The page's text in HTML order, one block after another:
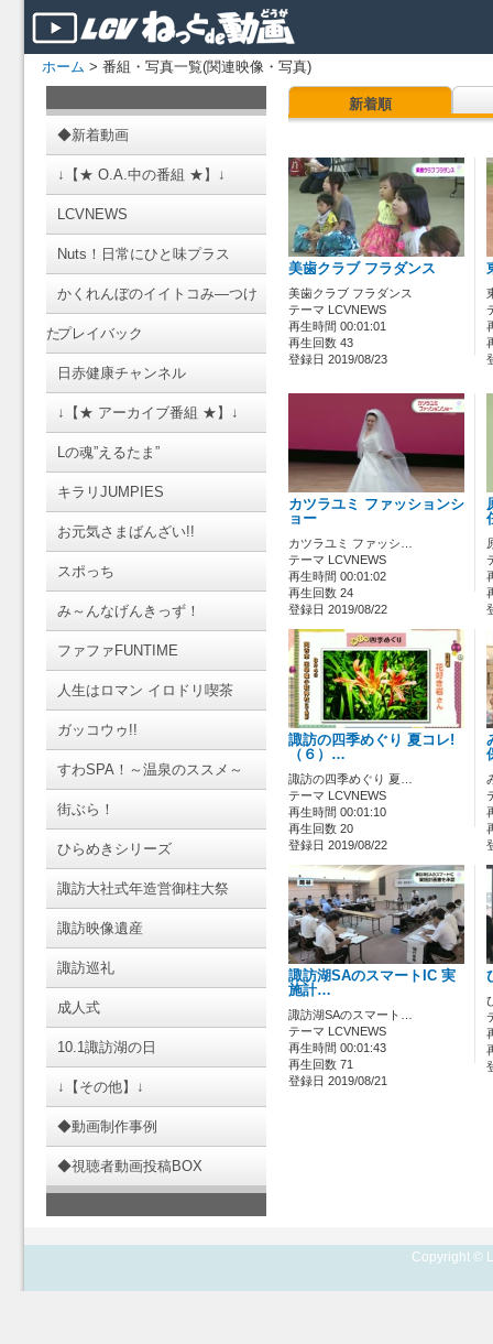
ホーム > 番組・写真一覧(関連映像・写真)
◆新着動画
↓【★ O.A.中の番組 ★】↓
LCVNEWS
Nuts！日常にひと味プラス
かくれんぼのイイトコみ―つけ
たプレイバック
日赤健康チャンネル
↓【★ アーカイブ番組 ★】↓
Lの魂”えるたま”
キラリJUMPIES
お元気さまばんざい!!
スポっち
み～んなげんきっず！
ファファFUNTIME
人生はロマン イロドリ喫茶
ガッコウゥ!!
すわSPA！～温泉のススメ～
街ぶら！
ひらめきシリーズ
諏訪大社式年造営御柱大祭
諏訪映像遺産
諏訪巡礼
成人式
10.1諏訪湖の日
↓【その他】↓
◆動画制作事例
◆視聴者動画投稿BOX
新着順
美歯クラブ フラダンス
美歯クラブ フラダンス
テーマ LCVNEWS
再生時間 00:01:01
再生回数 43
登録日 2019/08/23
カツラユミ ファッションシ
ョー
カツラユミ ファッシ…
テーマ LCVNEWS
再生時間 00:01:02
再生回数 24
登録日 2019/08/22
諏訪の四季めぐり 夏コレ!
（６）…
諏訪の四季めぐり 夏…
テーマ LCVNEWS
再生時間 00:01:10
再生回数 20
登録日 2019/08/22
諏訪湖SAのスマートIC 実
施計…
諏訪湖SAのスマート…
テーマ LCVNEWS
再生時間 00:01:43
再生回数 71
登録日 2019/08/21
Copyright ©